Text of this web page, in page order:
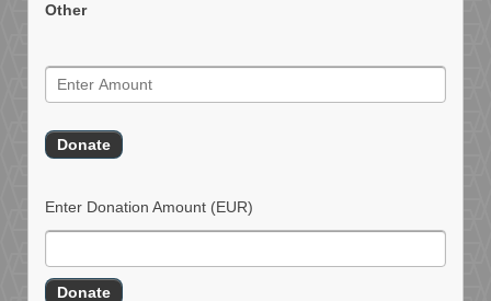
Other
Enter Donation Amount (EUR)